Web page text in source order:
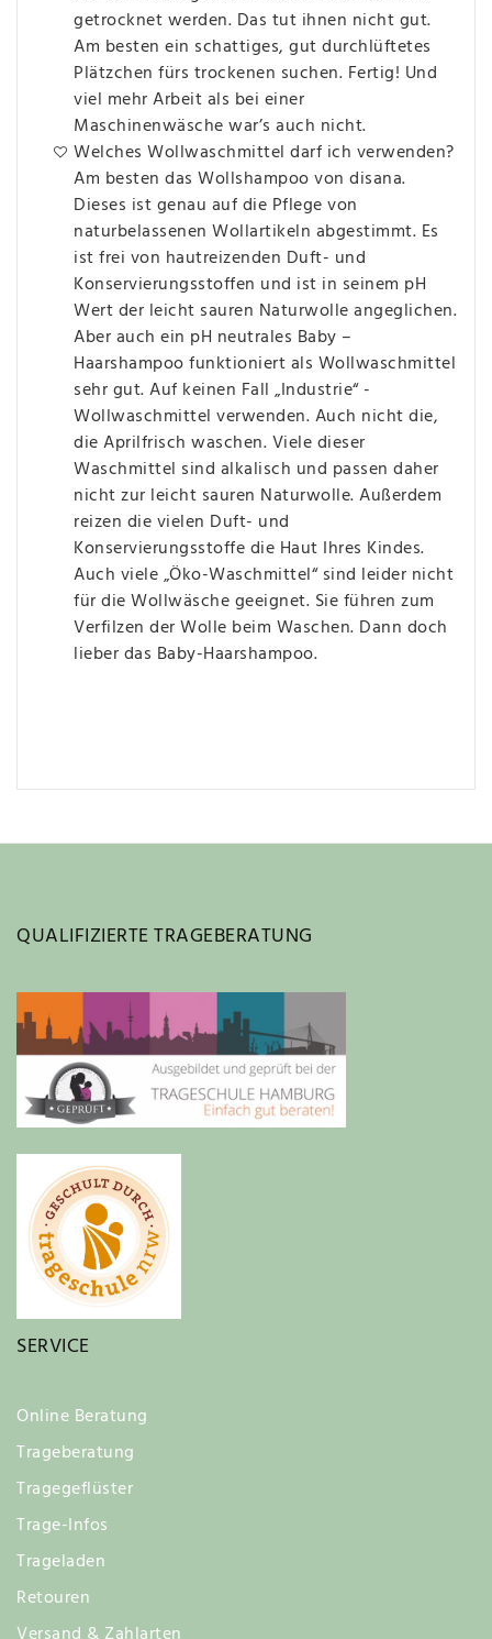
getrocknet werden. Das tut ihnen nicht gut.
Am besten ein schattiges, gut durchlüftetes
Plätzchen fürs trockenen suchen. Fertig! Und
viel mehr Arbeit als bei einer
Maschinenwäsche war’s auch nicht.
Welches Wollwaschmittel darf ich verwenden?
Am besten das Wollshampoo von disana.
Dieses ist genau auf die Pflege von
naturbelassenen Wollartikeln abgestimmt. Es
ist frei von hautreizenden Duft- und
Konservierungsstoffen und ist in seinem pH
Wert der leicht sauren Naturwolle angeglichen.
Aber auch ein pH neutrales Baby –
Haarshampoo funktioniert als Wollwaschmittel
sehr gut. Auf keinen Fall „Industrie“ -
Wollwaschmittel verwenden. Auch nicht die,
die Aprilfrisch waschen. Viele dieser
Waschmittel sind alkalisch und passen daher
nicht zur leicht sauren Naturwolle. Außerdem
reizen die vielen Duft- und
Konservierungsstoffe die Haut Ihres Kindes.
Auch viele „Öko-Waschmittel“ sind leider nicht
für die Wollwäsche geeignet. Sie führen zum
Verfilzen der Wolle beim Waschen. Dann doch
lieber das Baby-Haarshampoo.
QUALIFIZIERTE TRAGEBERATUNG
SERVICE
Online Beratung
Trageberatung
Tragegeflüster
Trage-Infos
Trageladen
Retouren